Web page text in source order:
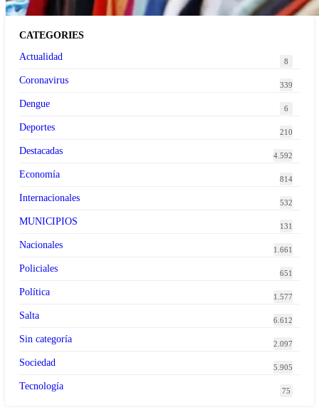
CATEGORIES
Actualidad
8
Coronavirus 339
Dengue 6
Deportes 210
Destacadas 4.592
Economía 814
Internacionales 532
MUNICIPIOS 131
Nacionales 1.661
Policiales 651
Política 1.577
Salta 6.612
Sin categoría 2.097
Sociedad 5.905
Tecnología 75